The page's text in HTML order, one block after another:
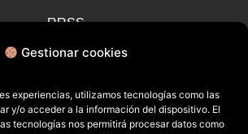
Gestionar cookies
experiencias, utilizamos tecnologías como las
y/o acceder a la información del dispositivo. El
tecnologías nos permitirá procesar datos como
RRSS